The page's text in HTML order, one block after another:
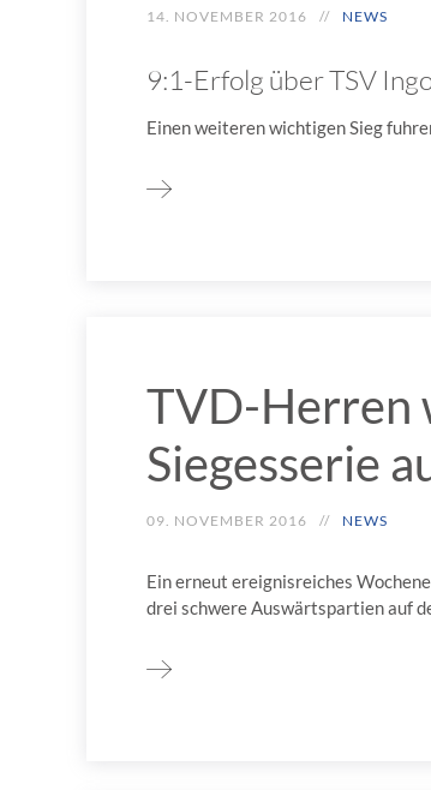
14. NOVEMBER 2016 NEWS
9:1-Erfolg über TSV
Einen weiteren wichtigen Sieg
TVD-Herren
Siegesserie
09. NOVEMBER 2016 NEWS
Ein erneut ereignisreiches
drei schwere Auswärtspartien auf